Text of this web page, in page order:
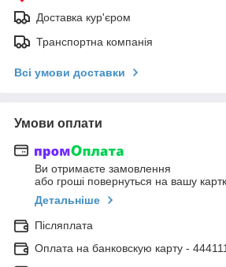
Доставка кур'єром
Транспортна компанія
Всі умови доставки
Умови оплати
Ви отримаєте замовлення
або гроші повернуться на вашу
Детальніше
Післяплата
Оплата на банковскую карту -